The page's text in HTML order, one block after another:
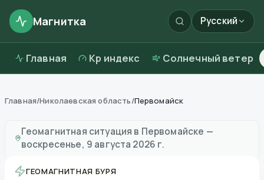
Магнитка Русский
Главная Kp индекс Солнечный ветер
Главная/Николаевская область/Первомайск
Геомагнитная ситуация в Первомайске —
воскресенье, 9 августа 2026 г.
ГЕОМАГНИТНАЯ БУРЯ